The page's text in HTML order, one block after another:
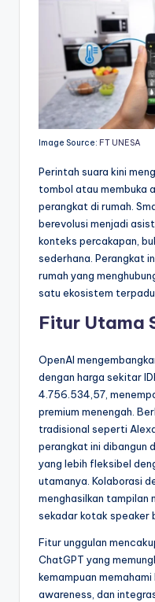
Image Source: FT UNESA
Perintah suara kini
tombol atau membuka
perangkat di rumah.
berevolusi menjadi
konteks percakapan,
sederhana. Perangkat
rumah yang
satu ekosistem terpadu.
Fitur Utama
OpenAI
dengan harga sekitar
4.756.534,57,
premium menengah.
tradisional seperti
perangkat ini dibangun
yang lebih fleksibel
utamanya. Kolaborasi
menghasilkan tampilan
sekadar kotak speaker
Fitur unggulan
ChatGPT yang
kemampuan
awareness, dan